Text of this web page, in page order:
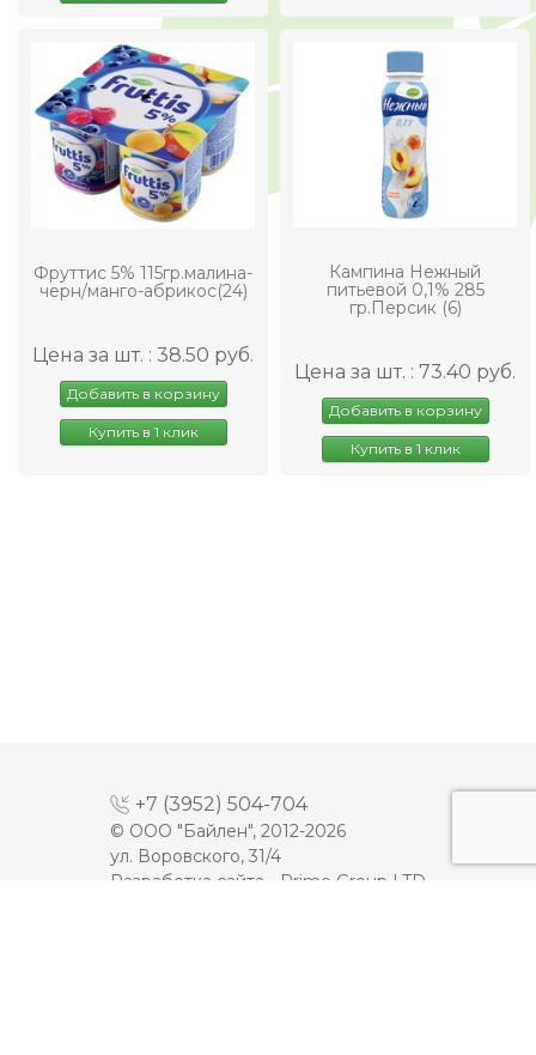
Фруттис 5% 115гр.малина-
черн/манго-абрикос(24)
Цена за шт. : 38.50 руб.
Добавить в корзину
Купить в 1 клик
Кампина Нежный
питьевой 0,1% 285
гр.Персик (6)
Цена за шт. : 73.40 руб.
Добавить в корзину
Купить в 1 клик
+7 (3952) 504-704
© ООО "Байлен", 2012-2026
ул. Воровского, 31/4
Разработка сайта -
Prime Group LTD